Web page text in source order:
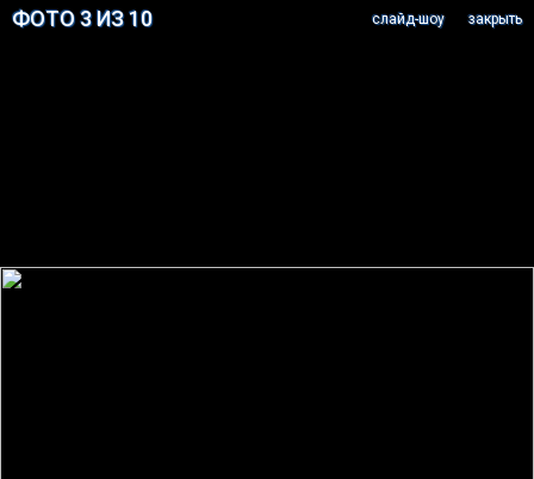
ФОТО 3 ИЗ 10 закрыть
cлайд-шоу